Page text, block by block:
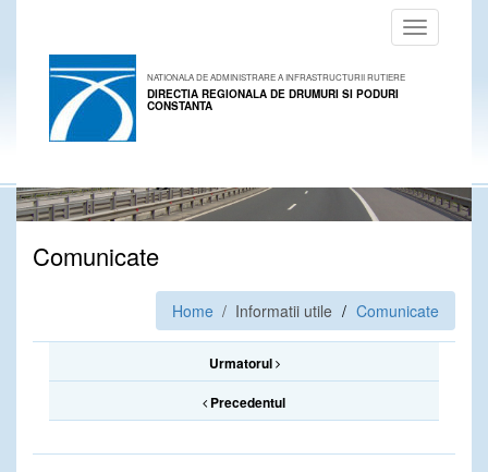
Toggle
navigation
NATIONALA DE ADMINISTRARE A INFRASTRUCTURII RUTIERE
DIRECTIA REGIONALA DE DRUMURI SI PODURI
CONSTANTA
Comunicate
Home / Informatii utile Comunicate
Urmatorul
Precedentul